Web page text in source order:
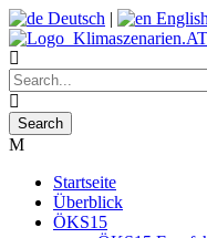
Deutsch | English
Startseite
Überblick
ÖKS15